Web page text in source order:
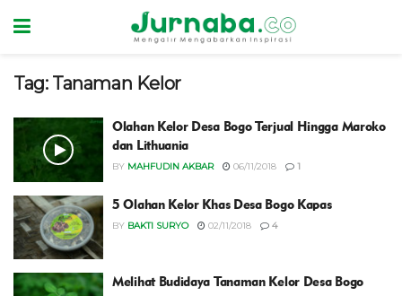
Tag: Tanaman Kelor
Olahan Kelor Desa Bogo Terjual Hingga Maroko
dan Lithuania
BY MAHFUDIN AKBAR 06/11/2018 1
5 Olahan Kelor Khas Desa Bogo Kapas
BY BAKTI SURYO 02/11/2018 4
Melihat Budidaya Tanaman Kelor Desa Bogo